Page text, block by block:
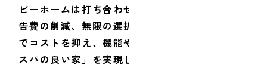
ビーホームは打ち合わせ時間(回数)の省力化や広
告費の削減、無限の選択肢を予め限定すること
でコストを抑え、機能や設備はそのままで「コ
スパの良い家」を実現しています。